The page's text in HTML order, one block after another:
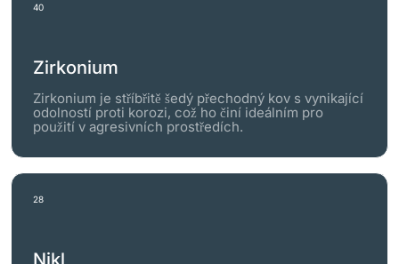
40
Zirkonium
Zirkonium je stříbřitě šedý přechodný kov s vynikající
odolností proti korozi, což ho činí ideálním pro
použití v agresivních prostředích.
28
Nikl